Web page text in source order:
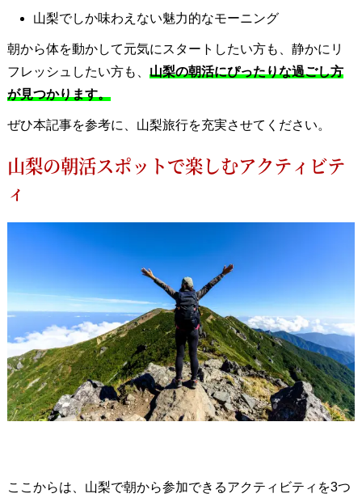
山梨でしか味わえない魅力的なモーニング
朝から体を動かして元気にスタートしたい方も、静かにリ
フレッシュしたい方も、 山梨の朝活にぴったりな過ごし方
が見つかります。
ぜひ本記事を参考に、山梨旅行を充実させてください。
山梨の朝活スポットで楽しむアクティビテ
ィ
ここからは、山梨で朝から参加できるアクティビティを3つ